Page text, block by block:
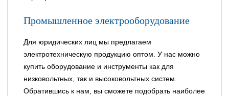
Промышленное электрооборудование
Для юридических лиц мы предлагаем
электротехническую продукцию оптом. У нас можно
купить оборудование и инструменты как для
низковольтных, так и высоковольтных систем.
Обратившись к нам, вы сможете подобрать наиболее